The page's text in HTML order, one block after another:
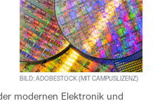
BILD: ADOBESTOCK (MIT CAMPUSLIZENZ)
modernen Elektronik und